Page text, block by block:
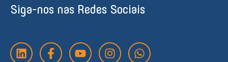
Siga-nos nas Redes Sociais
L
i
F
a
Y
o
I
n
W
h